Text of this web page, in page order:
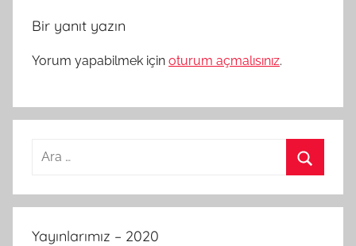
Bir yanıt yazın
Yorum yapabilmek için oturum açmalısınız.
Arama:
Yayınlarımız – 2020